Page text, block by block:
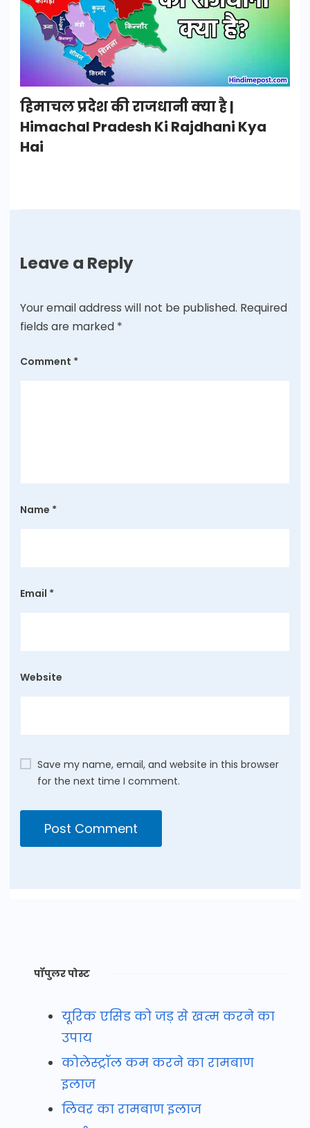
हिमाचल प्रदेश की राजधानी क्या है |
Himachal Pradesh Ki Rajdhani Kya
Hai
Leave a Reply
Your email address will not be published. Required
fields are marked *
Comment *
Name *
Email *
Website
Save my name, email, and website in this browser
for the next time I comment.
पॉपुलर पोस्ट
यूरिक एसिड को जड़ से खत्म करने का
उपाय
कोलेस्ट्रॉल कम करने का रामबाण
इलाज
लिवर का रामबाण इलाज